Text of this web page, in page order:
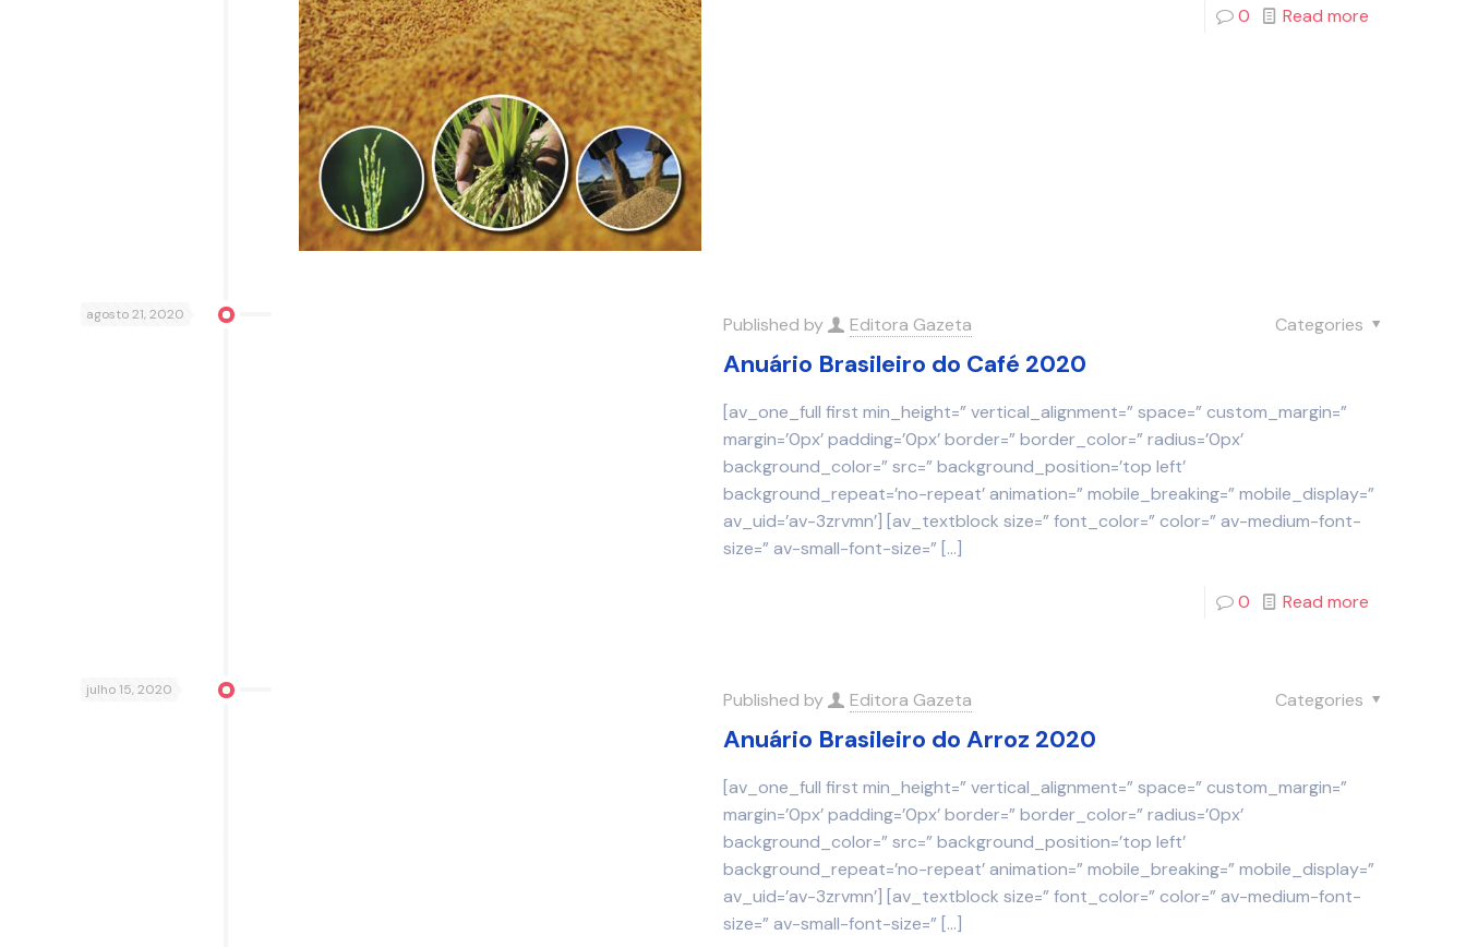
0 Read more
agosto 21, 2020 Published by Editora Gazeta Categories
Anuário Brasileiro do Café 2020
[av_one_full first min_height=” vertical_alignment=” space=” custom_margin=”
margin=’0px’ padding=’0px’ border=” border_color=” radius=’0px’
background_color=” src=” background_position=’top left’
background_repeat=’no-repeat’ animation=” mobile_breaking=” mobile_display=”
av_uid=’av-3zrvmn’] [av_textblock size=” font_color=” color=” av-medium-font-
size=” av-small-font-size=”[…]
0 Read more
julho 15, 2020 Published by Editora Gazeta Categories
Anuário Brasileiro do Arroz 2020
[av_one_full first min_height=” vertical_alignment=” space=” custom_margin=”
margin=’0px’ padding=’0px’ border=” border_color=” radius=’0px’
background_color=” src=” background_position=’top left’
background_repeat=’no-repeat’ animation=” mobile_breaking=” mobile_display=”
av_uid=’av-3zrvmn’] [av_textblock size=” font_color=” color=” av-medium-font-
size=” av-small-font-size=”[…]